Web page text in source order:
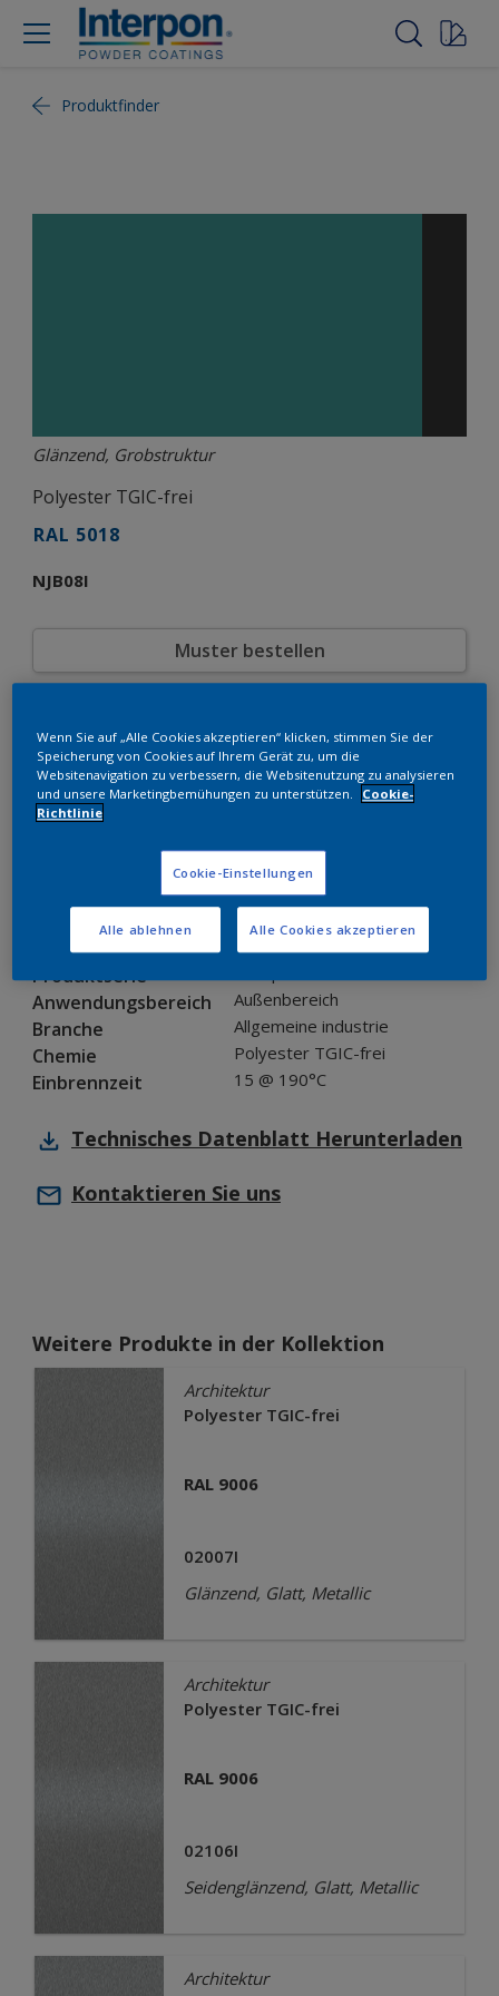
Produktfinder
Glänzend, Grobstruktur
Polyester TGIC-frei
RAL 5018
NJB08I
Muster bestellen
Produkteigenschaften
Produktcode
Verpackungseinheit 20 kg
RAL
Glänzend
Struktur Grobstruktur
Produktserie
Anwendungsbereich Außenbereich
Branche Allgemeine industrie
Chemie Polyester TGIC-frei
Einbrennzeit 15 @ 190°C
Technisches Datenblatt Herunterladen
Kontaktieren Sie uns
Weitere Produkte in der Kollektion
Architektur
Polyester TGIC-frei
RAL 9006
02007I
Glänzend, Glatt, Metallic
Architektur
Polyester TGIC-frei
RAL 9006
02106I
Seidenglänzend, Glatt, Metallic
Architektur
Wenn Sie auf „Alle Cookies akzeptieren“ klicken, stimmen Sie der
Speicherung von Cookies auf Ihrem Gerät zu, um die
Websitenavigation zu verbessern, die Websitenutzung zu analysieren
und unsere Marketingbemühungen zu unterstützen.
Cookie-
Richtlinie
Cookie-Einstellungen
Alle ablehnen Alle Cookies akzeptieren